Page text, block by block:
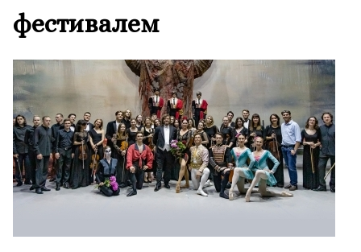
фестивалем